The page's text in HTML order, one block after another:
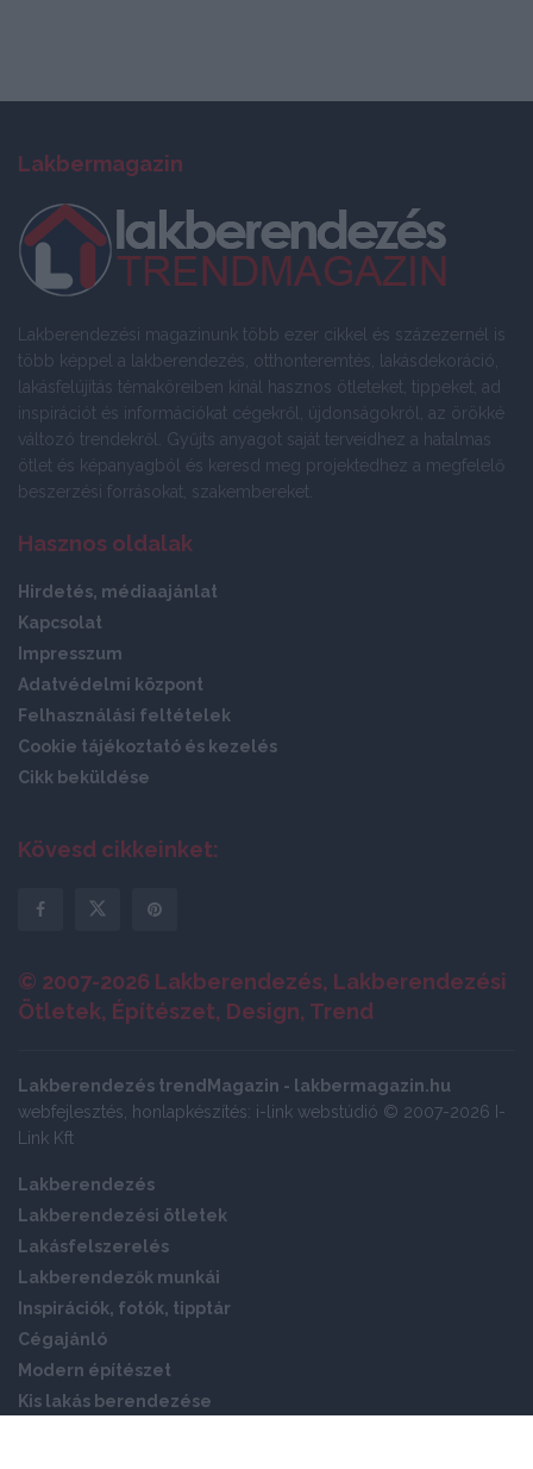
Lakbermagazin
Lakberendezési magazinunk több ezer cikkel és százezernél is
több képpel a lakberendezés, otthonteremtés, lakásdekoráció,
lakásfelújítás témaköreiben kínál hasznos ötleteket, tippeket, ad
inspirációt és információkat cégekről, újdonságokról, az örökké
változó trendekről. Gyűjts anyagot saját terveidhez a hatalmas
ötlet és képanyagból és keresd meg projektedhez a megfelelő
beszerzési forrásokat, szakembereket.
Hasznos oldalak
Hirdetés, médiaajánlat
Kapcsolat
Impresszum
Adatvédelmi központ
Felhasználási feltételek
Cookie tájékoztató és kezelés
Cikk beküldése
Kövesd cikkeinket:
© 2007-2026 Lakberendezés, Lakberendezési
Ötletek, Építészet, Design, Trend
Lakberendezés trendMagazin - lakbermagazin.hu
webfejlesztés, honlapkészítés: i-link webstúdió © 2007-2026 I-
Link Kft
Lakberendezés
Lakberendezési ötletek
Lakásfelszerelés
Lakberendezők munkái
Inspirációk, fotók, tipptár
Cégajánló
Modern építészet
Kis lakás berendezése